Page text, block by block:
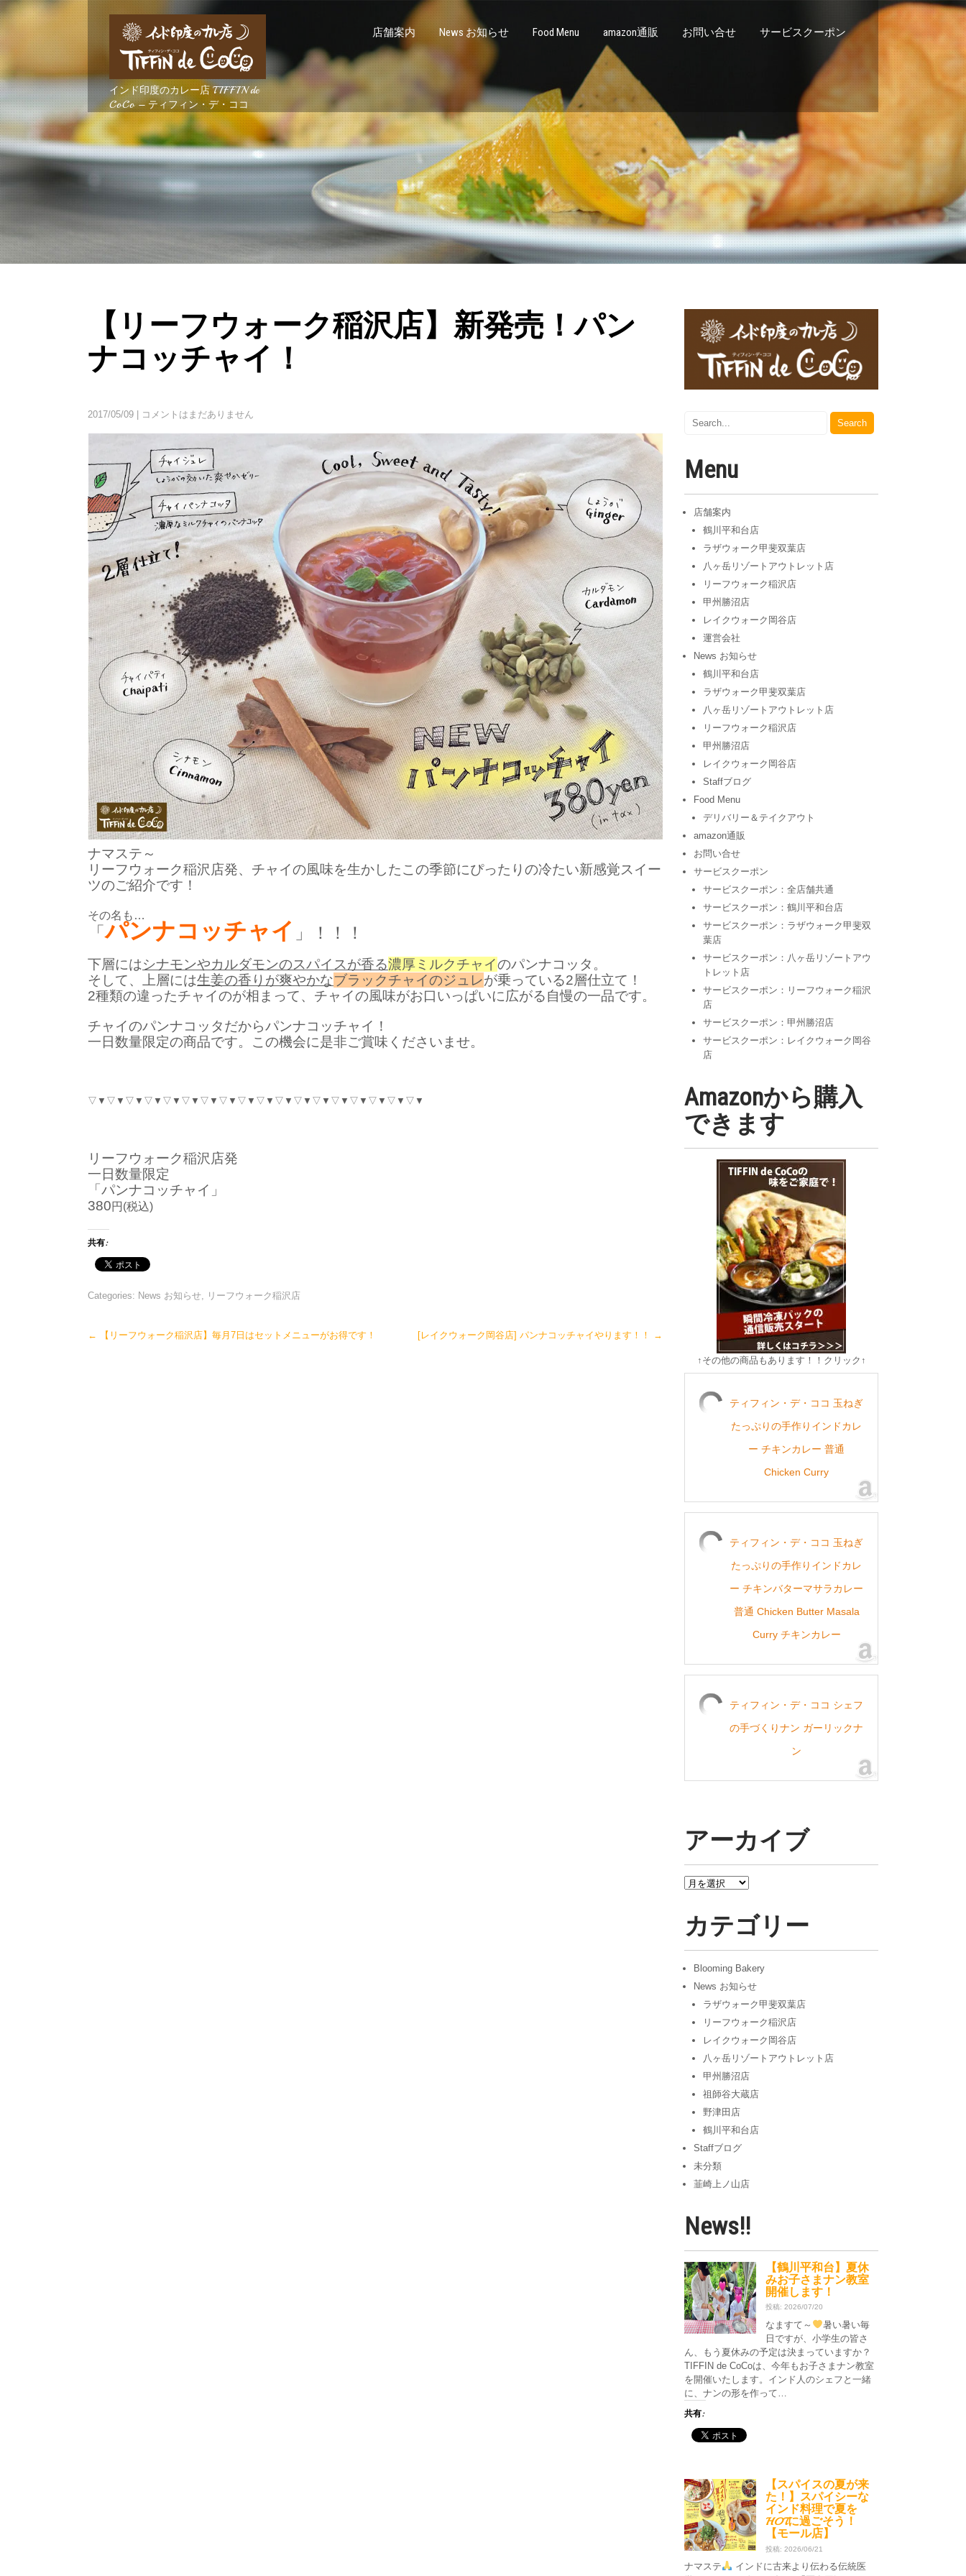
インド印度のカレー店 TIFFIN de
CoCo – ティフィン・デ・ココ
店舗案内 News お知らせ Food Menu amazon通販 お問い合せ サービスクーポン
【リーフウォーク稲沢店】新発売！パン
ナコッチャイ！
2017/05/09 コメントはまだありません
ナマステ～
リーフウォーク稲沢店発、チャイの風味を生かしたこの季節にぴったりの冷たい新感覚スイー
ツのご紹介です！
その名も…
「パンナコッチャイ 」！！！
下層にはシナモンやカルダモンのスパイスが香る濃厚ミルクチャイのパンナコッタ。
そして、上層には生姜の香りが爽やかなブラックチャイのジュレが乗っている2層仕立て！
2種類の違ったチャイのが相まって、チャイの風味がお口いっぱいに広がる自慢の一品です。
チャイのパンナコッタだからパンナコッチャイ！
一日数量限定の商品です。この機会に是非ご賞味くださいませ。
▽▼▽▼▽▼▽▼▽▼▽▼▽▼▽▼▽▼▽▼▽▼▽▼▽▼▽▼▽▼▽▼▽▼▽▼
リーフウォーク稲沢店発
一日数量限定
「パンナコッチャイ」
380 円(税込)
共有:
Categories: News お知らせ リーフウォーク稲沢店
Post
← 【リーフウォーク稲沢店】毎月7日はセットメニューがお得です！ [レイクウォーク岡谷店] パンナコッチャイやります！！ →
Menu
店舗案内
鶴川平和台店
ラザウォーク甲斐双葉店
八ヶ岳リゾートアウトレット店
リーフウォーク稲沢店
甲州勝沼店
レイクウォーク岡谷店
運営会社
News お知らせ
鶴川平和台店
ラザウォーク甲斐双葉店
八ヶ岳リゾートアウトレット店
リーフウォーク稲沢店
甲州勝沼店
レイクウォーク岡谷店
Staffブログ
Food Menu
デリバリー＆テイクアウト
amazon通販
お問い合せ
サービスクーポン
サービスクーポン：全店舗共通
サービスクーポン：鶴川平和台店
サービスクーポン：ラザウォーク甲斐双
葉店
サービスクーポン：八ヶ岳リゾートアウ
トレット店
サービスクーポン：リーフウォーク稲沢
店
サービスクーポン：甲州勝沼店
サービスクーポン：レイクウォーク岡谷
店
Amazonから購入
できます
↑その他の商品もあります！！クリック↑
ティフィン・デ・ココ 玉ねぎ
たっぷりの手作りインドカレ
ー チキンカレー 普通
Chicken Curry
ティフィン・デ・ココ 玉ねぎ
たっぷりの手作りインドカレ
ー チキンバターマサラカレー
普通 Chicken Butter Masala
Curry チキンカレー
ティフィン・デ・ココ シェフ
の手づくりナン ガーリックナ
ン
アーカイブ
ア
イ
ブカテゴリー
Blooming Bakery
News お知らせ
ラザウォーク甲斐双葉店
リーフウォーク稲沢店
レイクウォーク岡谷店
八ヶ岳リゾートアウトレット店
甲州勝沼店
祖師谷大蔵店
野津田店
鶴川平和台店
Staffブログ
未分類
韮崎上ノ山店
News!!
【鶴川平和台】夏休
みお子さまナン教室
開催します！
投稿: 2026/07/20
なますて～
暑い暑い毎
日ですが、小学生の皆さ
ん、もう夏休みの予定は決まっていますか？
TIFFIN de CoCoは、今年もお子さまナン教室
を開催いたします。インド人のシェフと一緒
に、ナンの形を作って…
共有:
【スパイスの夏が来
た！】スパイシーな
インド料理で夏を
HOTに過ごそう！
【モール店】
投稿: 2026/06/21
ナマステ
インドに古来より伝わる伝統医